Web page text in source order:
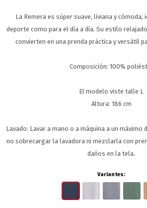
La Remera es súper suave, liviana y cómoda,
deporte como para el día a día. Su estilo
convierten en una prenda práctica y versátil
Composición: 100%
El modelo viste talle L
Altura: 186 cm
Lavado: Lavar a mano o a máquina a un máximo
no sobrecargar la lavadora ni mezclarla con
daños en la tela.
Variantes: